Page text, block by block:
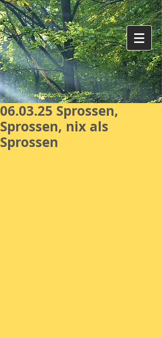
06.03.25 Sprossen,
Sprossen, nix als
Sprossen